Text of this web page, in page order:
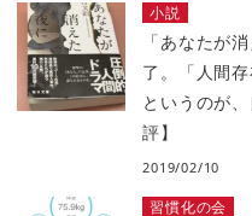
小説
「あなたが
了。「人間
というのが
評】
2019/02/10
習慣化の会